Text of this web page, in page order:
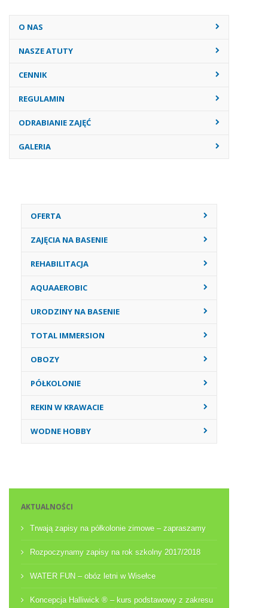
O NAS
NASZE ATUTY
CENNIK
REGULAMIN
ODRABIANIE ZAJĘĆ
GALERIA
OFERTA
ZAJĘCIA NA BASENIE
REHABILITACJA
AQUAAEROBIC
URODZINY NA BASENIE
TOTAL IMMERSION
OBOZY
PÓŁKOLONIE
REKIN W KRAWACIE
WODNE HOBBY
AKTUALNOŚCI
Trwają zapisy na półkolonie zimowe – zapraszamy
Rozpoczynamy zapisy na rok szkolny 2017/2018
WATER FUN – obóz letni w Wisełce
Koncepcja Halliwick ® – kurs podstawowy z zakresu